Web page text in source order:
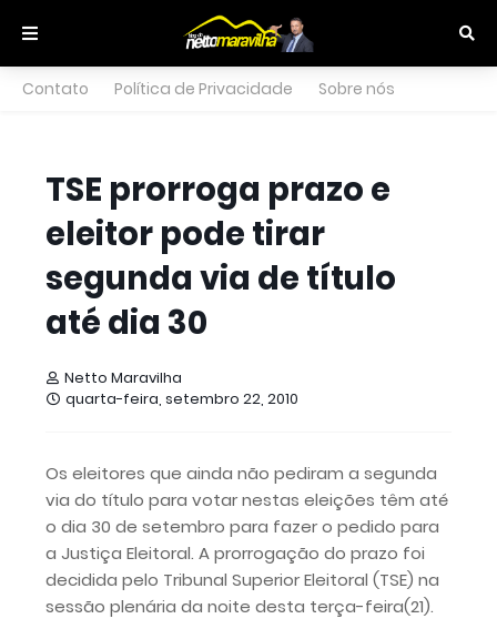
Contato Política de Privacidade Sobre nós
TSE prorroga prazo e
eleitor pode tirar
segunda via de título
até dia 30
Netto Maravilha
quarta-feira, setembro 22, 2010
Os eleitores que ainda não pediram a segunda
via do título para votar nestas eleições têm até
o dia 30 de setembro para fazer o pedido para
a Justiça Eleitoral. A prorrogação do prazo foi
decidida pelo Tribunal Superior Eleitoral (TSE) na
sessão plenária da noite desta terça-feira(21).